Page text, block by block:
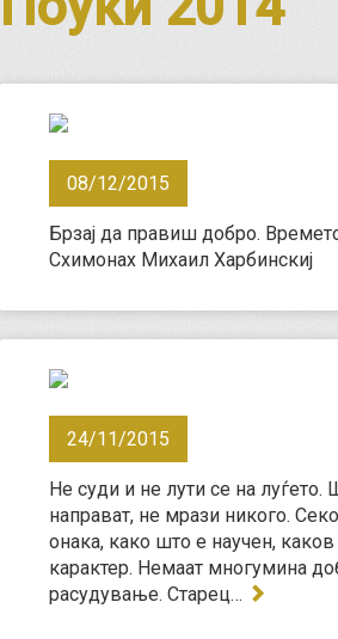
08/12/2015
Брзај да правиш добро.
Схимонах Михаил Харбинскиј
24/11/2015
Не суди и не лути се на луѓето.
направат, не мрази никого.
онака, како што е научен,
карактер. Немаат многумина
расудување. Старец…